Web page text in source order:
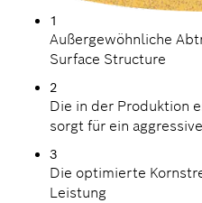
1
Außergewöhnliche
Surface Structure
2
Die in der Produktion
sorgt für ein
3
Die optimierte
Leistung